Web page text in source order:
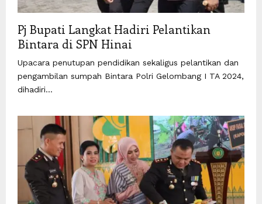
Pj Bupati Langkat Hadiri Pelantikan
Bintara di SPN Hinai
Upacara penutupan pendidikan sekaligus pelantikan dan
pengambilan sumpah Bintara Polri Gelombang I TA 2024,
dihadiri...